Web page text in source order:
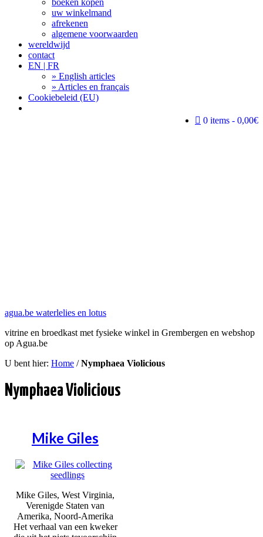
boeken kopen
uw winkelmand
afrekenen
algemene voorwaarden
wereldwijd
contact
EN | FR
» English articles
» Articles en français
Cookiebeleid (EU)
0 items
0,00€
agua.be waterlelies en lotus
vitrine en broedkast met fysieke winkel in Grembergen en webshop
op Agua.be
U bent hier: Home /Nymphaea Violicious
Nymphaea Violicious
Mike Giles
Mike Giles, West Virginia,
Verenigde Staten van
Amerika, Noord-Amerika
Het verhaal van een kweker